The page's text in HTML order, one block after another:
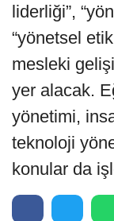
liderliği”,
“yönetsel
mesleki
yer alacak.
yönetimi,
teknoloji
konular da